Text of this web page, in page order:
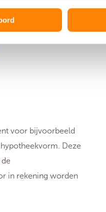
voor bijvoorbeeld
Deze
in rekening worden